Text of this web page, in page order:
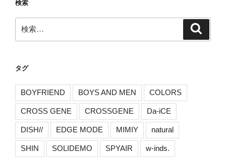
検索
索:
タグ
BOYFRIEND BOYS AND MEN COLORS
CROSS GENE CROSSGENE Da-iCE
DISH// EDGE MODE MIMIY natural
SHIN SOLIDEMO SPYAIR w-inds.